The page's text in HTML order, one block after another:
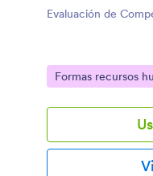
Evaluación de
Go to Category:
Formas recursos